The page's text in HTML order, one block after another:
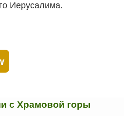
Иерусалима.
с Храмовой горы